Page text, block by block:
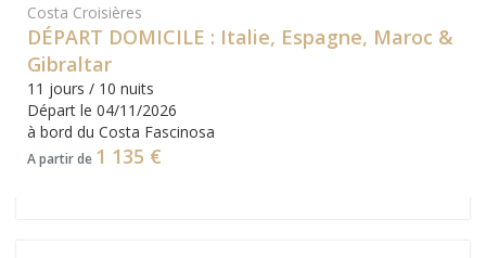
Costa Croisières
DÉPART DOMICILE : Italie, Espagne, Maroc &
Gibraltar
11 jours / 10 nuits
Départ le 04/11/2026
à bord du Costa Fascinosa
A partir de 1 135 €